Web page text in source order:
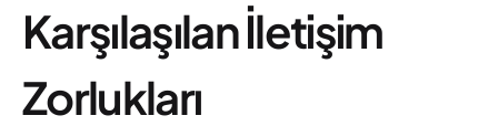
Karşılaşılan İletişim
Zorlukları